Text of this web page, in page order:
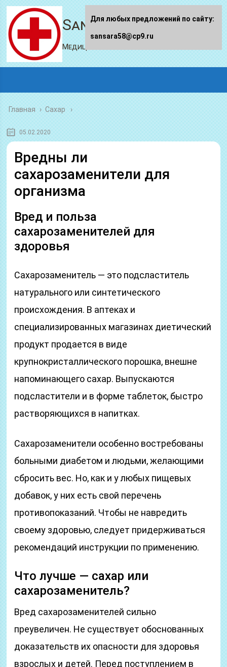
Sansara58.ru
Медицинский портал
Главная › Сахар
05.02.2020
Вредны ли
сахарозаменители для
организма
Вред и польза
сахарозаменителей для
здоровья
Сахарозаменитель — это подсластитель
натурального или синтетического
происхождения. В аптеках и
специализированных магазинах диетический
продукт продается в виде
крупнокристаллического порошка, внешне
напоминающего сахар. Выпускаются
подсластители и в форме таблеток, быстро
растворяющихся в напитках.
Сахарозаменители особенно востребованы
больными диабетом и людьми, желающими
сбросить вес. Но, как и у любых пищевых
добавок, у них есть свой перечень
противопоказаний. Чтобы не навредить
своему здоровью, следует придерживаться
рекомендаций инструкции по применению.
Что лучше — сахар или
сахарозаменитель?
Вред сахарозаменителей сильно
преувеличен. Не существует обоснованных
доказательств их опасности для здоровья
взрослых и детей. Перед поступлением в
Для любых предложений по сайту:
sansara58@cp9.ru